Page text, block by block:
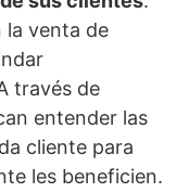
la venta de
través de
entender las
cliente para
les beneficien.